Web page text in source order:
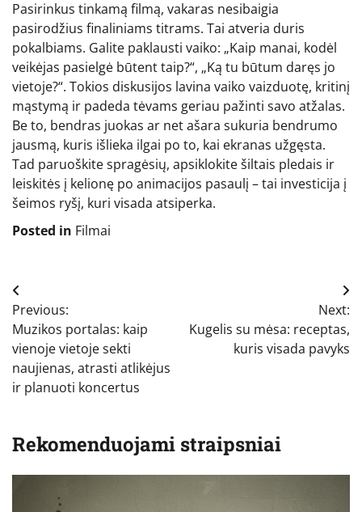
Pasirinkus tinkamą filmą, vakaras nesibaigia
pasirodžius finaliniams titrams. Tai atveria duris
pokalbiams. Galite paklausti vaiko: „Kaip manai, kodėl
veikėjas pasielgė būtent taip?“, „Ką tu būtum daręs jo
vietoje?“. Tokios diskusijos lavina vaiko vaizduotę, kritinį
mąstymą ir padeda tėvams geriau pažinti savo atžalas.
Be to, bendras juokas ar net ašara sukuria bendrumo
jausmą, kuris išlieka ilgai po to, kai ekranas užgęsta.
Tad paruoškite spragėsių, apsiklokite šiltais pledais ir
leiskitės į kelionę po animacijos pasaulį – tai investicija į
šeimos ryšį, kuri visada atsiperka.
Posted in Filmai
Navigacija
tarp
įrašų
Previous:
Muzikos portalas: kaip
vienoje vietoje sekti
naujienas, atrasti atlikėjus
ir planuoti koncertus
Next:
Kugelis su mėsa: receptas,
kuris visada pavyks
Rekomenduojami straipsniai